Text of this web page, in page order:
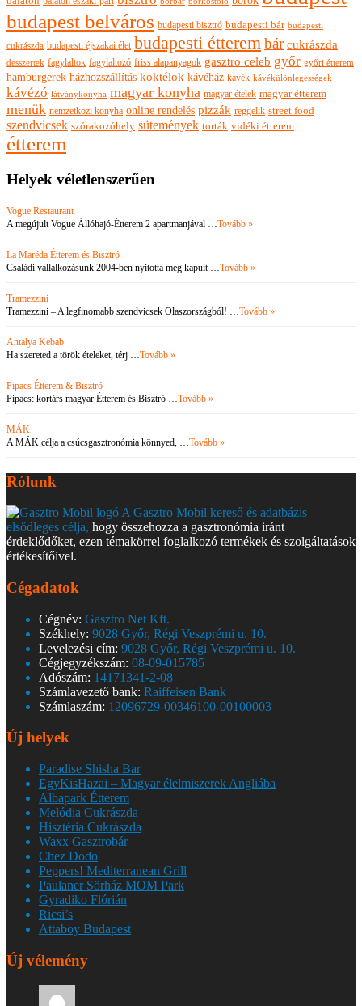
budapest belváros budapesti bisztró budapesti bár budapesti
cukrászda budapesti éjszakai élet budapesti étterembár cukrászda
desszertek fagylaltok fagylaltozó friss alapanyagok gasztro celeb győr győri étterem
hamburgerek házhozszállítás koktélok kávéház kávék kávékülönlegességek
kávézó látványkonyha magyar konyha magyar ételek magyar étterem
menük nemzetközi konyha online rendelés pizzák reggelik street food
szendvicsek szórakozóhely sütemények torták vidéki étterem
étterem
Helyek véletlenszerűen
Vogue Restaurant
A megújult Vogue Állóhajó-Étterem 2 apartmanjával …Tovább »
La Maréda Étterem és Bisztró
Családi vállalkozásunk 2004-ben nyitotta meg kapuit …Tovább »
Tramezzini
Tramezzini – A legfinomabb szendvicsek Olaszországból! …Tovább »
Antalya Kebab
Ha szereted a török ételeket, térj …Tovább »
Pipacs Étterem & Bisztró
Pipacs: kortárs magyar Étterem és Bisztró …Tovább »
MÁK
A MÁK célja a csúcsgasztronómia könnyed, …Tovább »
Rólunk
A Gasztro Mobil kereső és adatbázis
elsődleges célja, hogy összehozza a gasztronómia iránt
érdeklődőket, ezen témakörrel foglalkozó termékek és szolgáltatások
értékesítőivel.
Cégadatok
Cégnév: Gasztro Net Kft.
Székhely: 9028 Győr, Régi Veszprémi u. 10.
Levelezési cím: 9028 Győr, Régi Veszprémi u. 10.
Cégjegyzékszám: 08-09-015785
Adószám: 14171341-2-08
Számlavezető bank: Raiffeisen Bank
Számlaszám: 12096729-00346100-00100003
Új helyek
Paradise Shisha Bar
EgyKisHazai – Magyar élelmiszerek Angliába
Albapark Étterem
Melódia Cukrászda
Hisztéria Cukrászda
Waxx Gasztrobár
Chez Dodo
Peppers! Mediterranean Grill
Paulaner Sörház MOM Park
Gyradiko Flórián
Ricsi’s
Attaboy Budapest
Új vélemény